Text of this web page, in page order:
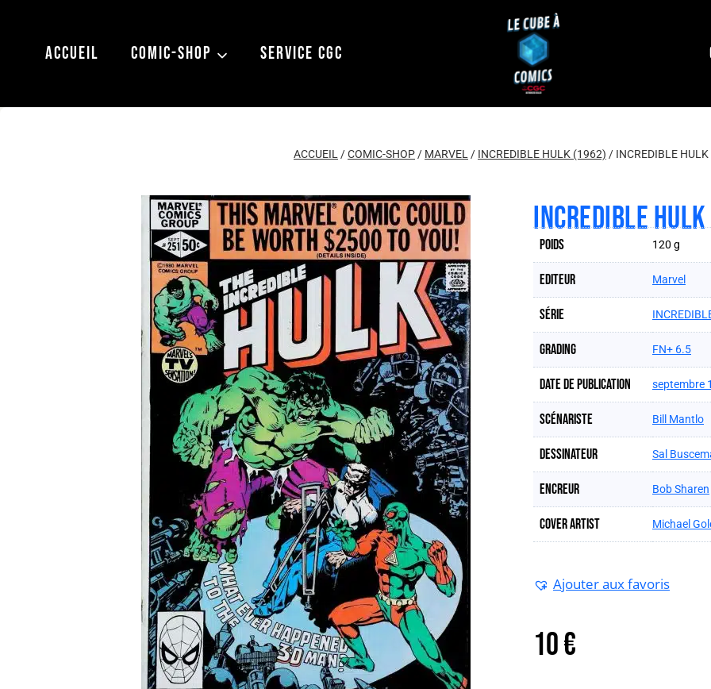
contenuACCUEIL COMIC-SHOP SERVICE CGC
ACCUEIL/COMIC-SHOP/ MARVEL/ INCREDIBLE HULK (1962) / INCREDIBLE
INCREDIBLE
Poids 120 g
Editeur Marvel
Série
Grading FN+ 6.5
Date de publication septembre
Scénariste Bill Mantlo
Dessinateur Sal
Encreur Bob Sharen
Cover artist Michael
Ajouter aux favoris
10€